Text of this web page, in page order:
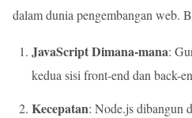
dalam dunia pengembangan web.
JavaScript Dimana-mana:
kedua sisi front-end dan back-
Kecepatan: Node.js dibangun